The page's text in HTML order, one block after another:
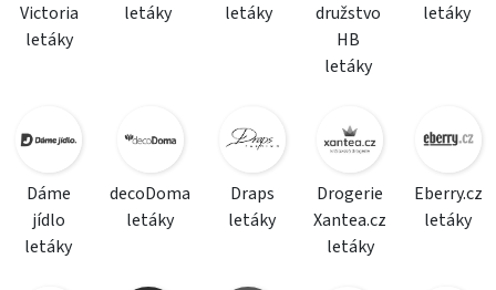
Victoria
letáky
letáky
letáky
družstvo
HB
letáky
letáky
Dáme
jídlo
letáky
decoDoma
letáky
Draps
letáky
Drogerie
Xantea.cz
letáky
Eberry.cz
letáky